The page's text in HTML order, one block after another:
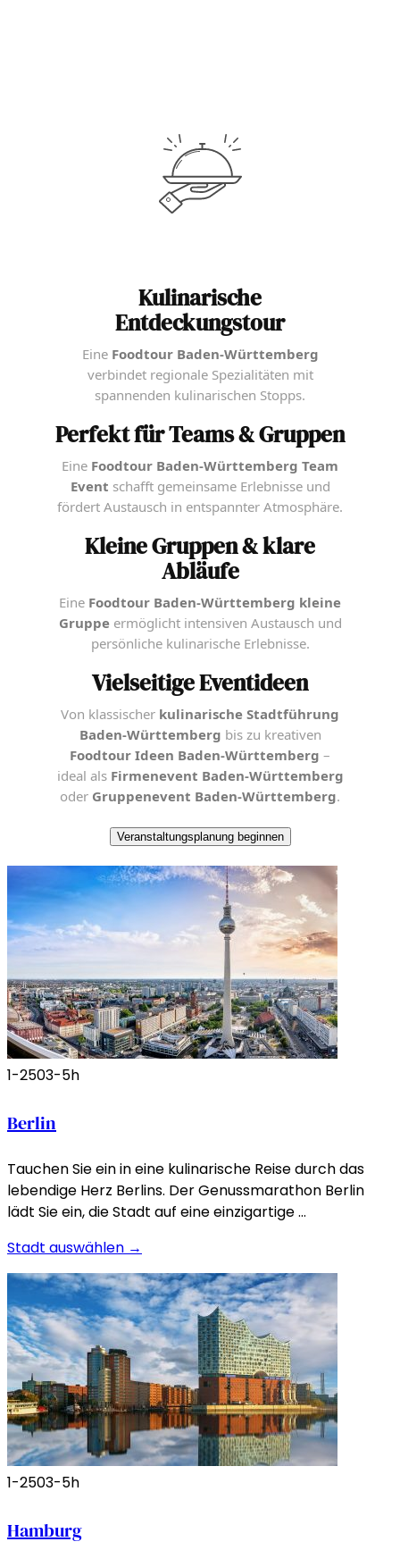
Kulinarische
Entdeckungstour
Eine Foodtour Baden-Württemberg
verbindet regionale Spezialitäten mit
spannenden kulinarischen Stopps.
Perfekt für Teams & Gruppen
Eine Foodtour Baden-Württemberg Team
Event schafft gemeinsame Erlebnisse und
fördert Austausch in entspannter Atmosphäre.
Kleine Gruppen & klare
Abläufe
Eine Foodtour Baden-Württemberg kleine
Gruppeermöglicht intensiven Austausch und
persönliche kulinarische Erlebnisse.
Vielseitige Eventideen
Von klassischer kulinarische Stadtführung
Baden-Württemberg bis zu kreativen
Foodtour Ideen Baden-Württemberg –
ideal als Firmenevent Baden-Württemberg
oder Gruppenevent Baden-Württemberg.
Veranstaltungsplanung beginnen
1-2503-5h
Berlin
Tauchen Sie ein in eine kulinarische Reise durch das
lebendige Herz Berlins. Der Genussmarathon Berlin
lädt Sie ein, die Stadt auf eine einzigartige …
Stadt auswählen →
1-2503-5h
Hamburg